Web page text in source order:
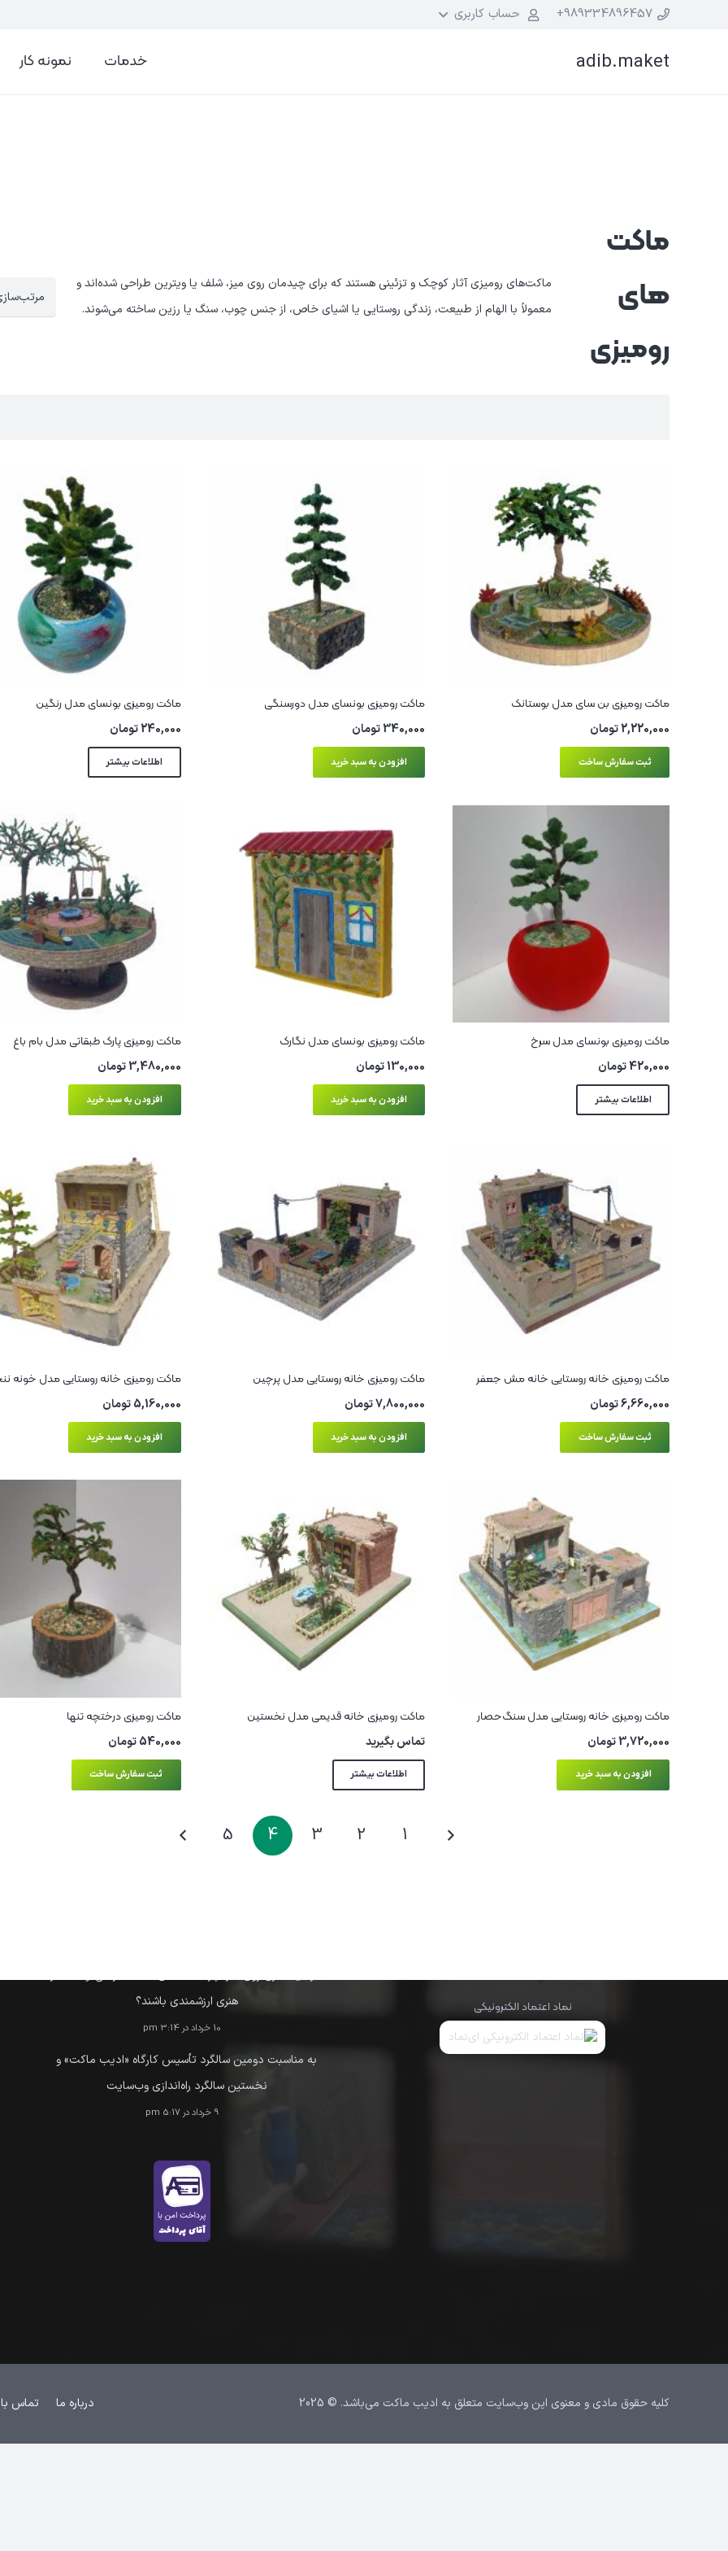
989334896457+ حساب کاربری
adib.maket خدمات نمونه کار
ماکت
های
رومیزی
ماکت‌های رومیزی آثار کوچک و تزئینی هستند که برای چیدمان روی میز، شلف یا ویترین طراحی شده‌اند و
معمولاً با الهام از طبیعت، زندگی روستایی یا اشیای خاص، از جنس چوب، سنگ یا رزین ساخته می‌شوند.
ماکت رومیزی بن سای مدل بوستانک
2,220,000تومان
ثبت سفارش ساخت
ماکت رومیزی بونسای مدل دورسنگی
340,000تومان
افزودن به سبد خرید
ماکت رومیزی بونسای مدل رنگین
240,000تومان
اطلاعات بیشتر
ماکت رومیزی بونسای مدل سرخ
420,000تومان
اطلاعات بیشتر
ماکت رومیزی بونسای مدل نگارک
130,000تومان
افزودن به سبد خرید
ماکت رومیزی پارک طبقاتی مدل بام‌ باغ
3,480,000تومان
افزودن به سبد خرید
ماکت رومیزی خانه روستایی خانه مش جعفر
6,660,000تومان
ثبت سفارش ساخت
ماکت رومیزی خانه روستایی مدل پرچین
7,800,000تومان
افزودن به سبد خرید
ماکت رومیزی خانه روستایی مدل خونه
5,160,000 تومان
افزودن به سبد خرید
ماکت رومیزی خانه روستایی مدل سنگ‌حصار
3,720,000تومان
افزودن به سبد خرید
ماکت رومیزی خانه قدیمی مدل نخستین
تماس بگیرید
اطلاعات بیشتر
ماکت رومیزی درختچه تنها
540,000 تومان
ثبت سفارش ساخت
1
2
3
4
5
ادیب ماکت | بازآفرینی خانه‌های سنتی ایرانی
نماد اعتماد الکترونیکی
آخرین نوشته ها
هنری ارزشمندی باشند؟
10 خرداد در 3:14 pm
به مناسبت دومین سالگرد تأسیس کارگاه «ادیب ماکت» و
نخستین سالگرد راه‌اندازی وب‌سایت
9 خرداد در 5:17 pm
کلیه حقوق مادی و معنوی این وب‌سایت متعلق به ادیب ماکت می‌باشد. © 2025 درباره ما تماس